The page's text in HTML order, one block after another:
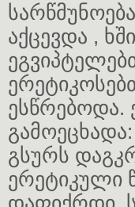
აქცევდა ,
გსურს
ერეტიკული